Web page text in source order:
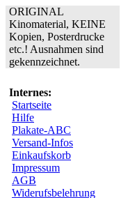
ORIGINAL
Kinomaterial, KEINE
Kopien, Posterdrucke
etc.! Ausnahmen sind
gekennzeichnet.
Internes:
Startseite
Hilfe
Plakate-ABC
Versand-Infos
Einkaufskorb
Impressum
AGB
Widerufsbelehrung